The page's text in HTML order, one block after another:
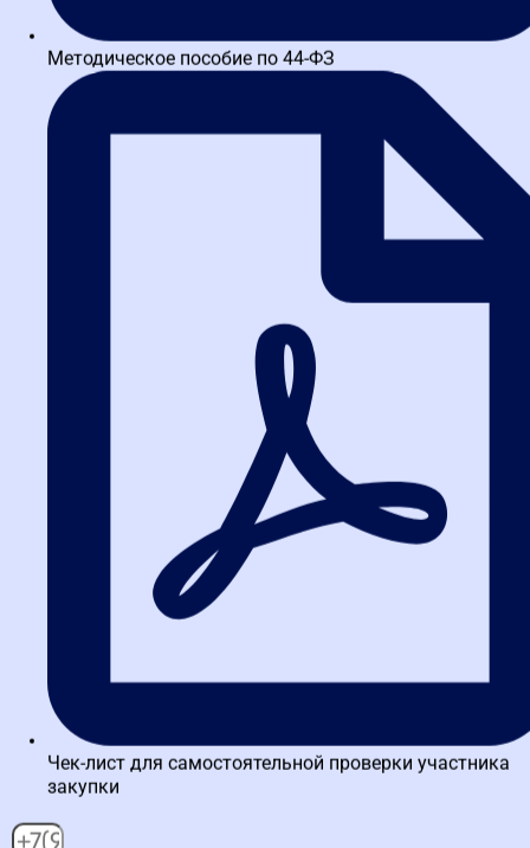
Методическое пособие по 44-ФЗ
Чек-лист для самостоятельной проверки участника
закупки